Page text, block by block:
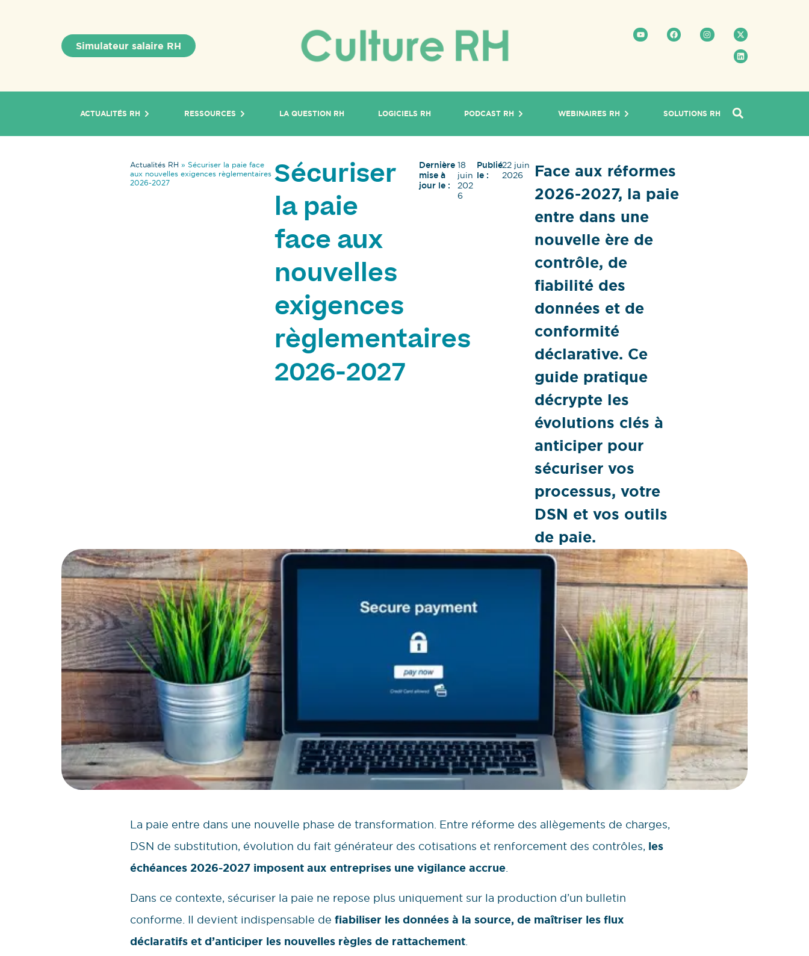
Simulateur salaire RH
ACTUALITÉS RH RESSOURCES LA QUESTION RH LOGICIELS RH PODCAST RH WEBINAIRES RH SOLUTIONS RH
Actualités RH » Sécuriser la paie face
aux nouvelles exigences règlementaires
2026-2027
Sécuriser
la paie
face aux
nouvelles
exigences
règlementaires
2026-2027
Dernière
mise à
jour le :
18
juin
202
6
Publié
le :
22 juin
2026
Face aux réformes
2026-2027, la paie
entre dans une
nouvelle ère de
contrôle, de
fiabilité des
données et de
conformité
déclarative. Ce
guide pratique
décrypte les
évolutions clés à
anticiper pour
sécuriser vos
processus, votre
DSN et vos outils
de paie.
La paie entre dans une nouvelle phase de transformation. Entre réforme des allègements de charges,
DSN de substitution, évolution du fait générateur des cotisations et renforcement des contrôles, les
échéances 2026-2027 imposent aux entreprises une vigilance accrue.
Dans ce contexte, sécuriser la paie ne repose plus uniquement sur la production d’un bulletin
conforme. Il devient indispensable de fiabiliser les données à la source, de maîtriser les flux
déclaratifs et d’anticiper les nouvelles règles de rattachement.